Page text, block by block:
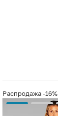
Распродажа-16%